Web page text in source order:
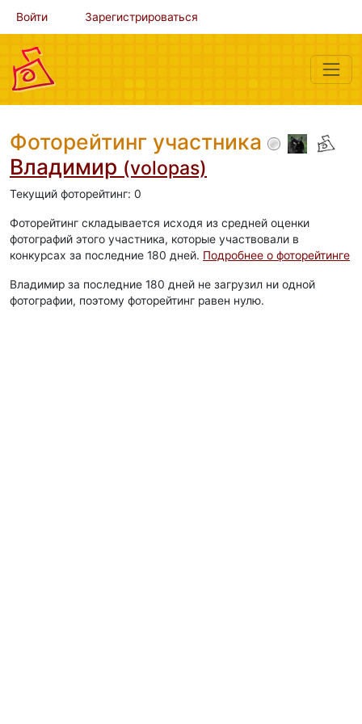
Войти Зарегистрироваться
Фоторейтинг участника
Владимир (volopas)
Текущий фоторейтинг: 0
Фоторейтинг складывается исходя из средней оценки
фотографий этого участника, которые участвовали в
конкурсах за последние 180 дней. Подробнее о фоторейтинге
Владимир за последние 180 дней не загрузил ни одной
фотографии, поэтому фоторейтинг равен нулю.